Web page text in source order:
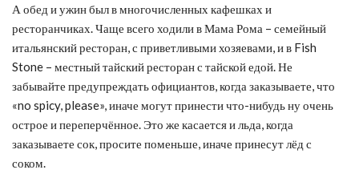
А обед и ужин был в многочисленных кафешках и
ресторанчиках. Чаще всего ходили в Мама Рома – семейный
итальянский ресторан, с приветливыми хозяевами, и в Fish
Stone – местный тайский ресторан с тайской едой. Не
забывайте предупреждать официантов, когда заказываете, что
«no spicy, please», иначе могут принести что-нибудь ну очень
острое и переперчённое. Это же касается и льда, когда
заказываете сок, просите поменьше, иначе принесут лёд с
соком.